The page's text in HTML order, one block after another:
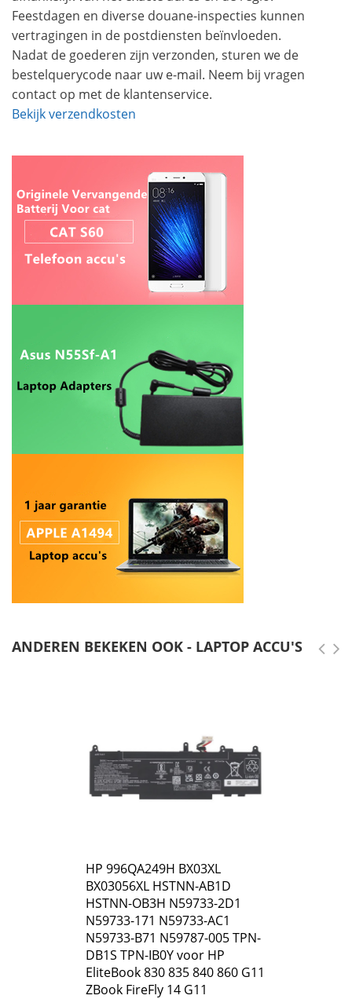
Feestdagen en diverse douane-inspecties kunnen
vertragingen in de postdiensten beïnvloeden.
Nadat de goederen zijn verzonden, sturen we de
bestelquerycode naar uw e-mail. Neem bij vragen
contact op met de klantenservice.
Bekijk verzendkosten
ANDEREN BEKEKEN OOK - LAPTOP ACCU'S
HP 996QA249H BX03XL
BX03056XL HSTNN-AB1D
HSTNN-OB3H N59733-2D1
N59733-171 N59733-AC1
N59733-B71 N59787-005 TPN-
DB1S TPN-IB0Y voor HP
EliteBook 830 835 840 860 G11
ZBook FireFly 14 G11